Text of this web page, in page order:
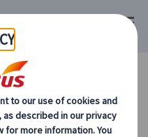
バルセロナ (29)